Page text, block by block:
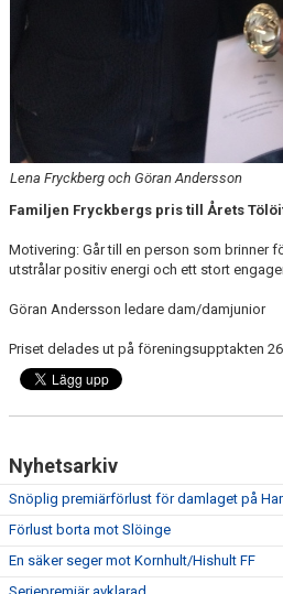
Lena Fryckberg och Göran Andersson
Familjen Fryckbergs pris till Årets
Motivering: Går till en person som brinner
utstrålar positiv energi och ett stort
Göran Andersson ledare dam/damjunior
Priset delades ut på föreningsupptakten
Nyhetsarkiv
Snöplig premiärförlust för damlaget på
Förlust borta mot Slöinge
En säker seger mot Kornhult/Hishult FF